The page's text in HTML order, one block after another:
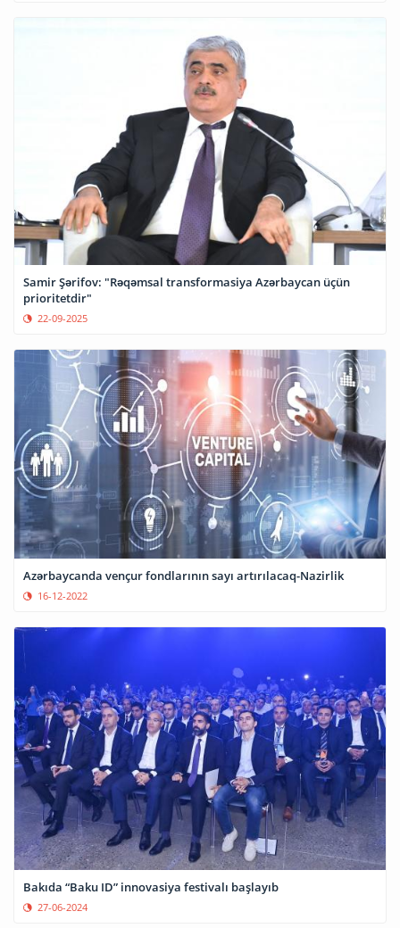
Samir Şərifov: "Rəqəmsal transformasiya Azərbaycan üçün
prioritetdir"
22-09-2025
Azərbaycanda vençur fondlarının sayı artırılacaq-Nazirlik
16-12-2022
Bakıda “Baku ID” innovasiya festivalı başlayıb
27-06-2024